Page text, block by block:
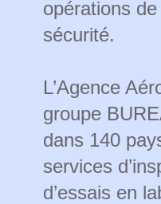
opérations
sécurité.
L’Agence
groupe
dans 140
services
d’essais en